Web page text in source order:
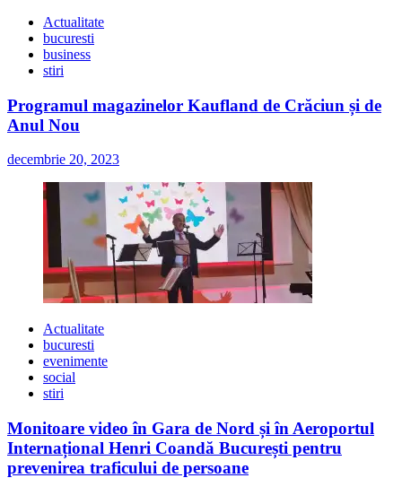
Actualitate
bucuresti
business
stiri
Programul magazinelor Kaufland de Crăciun și de
Anul Nou
decembrie 20, 2023
Actualitate
bucuresti
evenimente
social
stiri
Monitoare video în Gara de Nord și în Aeroportul
Internațional Henri Coandă București pentru
prevenirea traficului de persoane